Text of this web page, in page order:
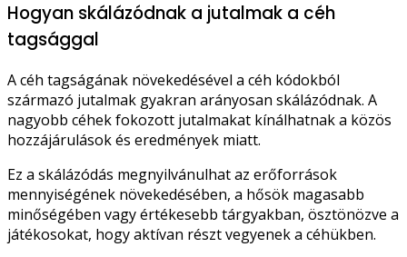
Hogyan skálázódnak a jutalmak a céh
tagsággal
A céh tagságának növekedésével a céh kódokból
származó jutalmak gyakran arányosan skálázódnak. A
nagyobb céhek fokozott jutalmakat kínálhatnak a közös
hozzájárulások és eredmények miatt.
Ez a skálázódás megnyilvánulhat az erőforrások
mennyiségének növekedésében, a hősök magasabb
minőségében vagy értékesebb tárgyakban, ösztönözve a
játékosokat, hogy aktívan részt vegyenek a céhükben.